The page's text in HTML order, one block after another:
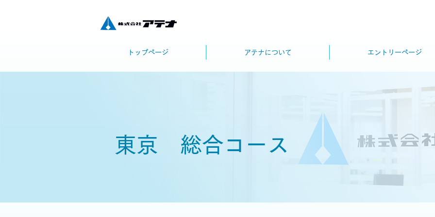
トップページ アテナについて エントリーページ
東京 総合コース